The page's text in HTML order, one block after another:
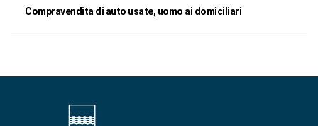
Compravendita di auto usate, uomo ai domiciliari